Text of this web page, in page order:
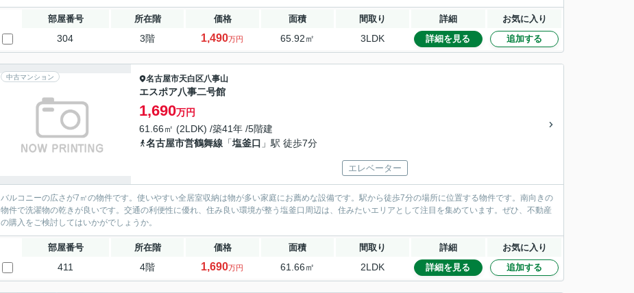
部屋番号 所在階 価格 面積 間取り 詳細 お気に入り
304 3階 1,490万円 65.92㎡ 3LDK 詳細を見る 追加する
中古マンション 名古屋市天白区八事山
エスポア八事二号館
1,690万円
61.66㎡ (2LDK) /築41年 /5階建
名古屋市営鶴舞線 「塩釜口 」駅 徒歩7分
エレベーター
バルコニーの広さが7㎡の物件です。使いやすい全居室収納は物が多い家庭にお薦めな設備です。駅から徒歩7分の場所に位置する物件です。南向きの
物件で洗濯物の乾きが良いです。交通の利便性に優れ、住み良い環境が整う塩釜口周辺は、住みたいエリアとして注目を集めています。ぜひ、不動産
の購入をご検討してはいかがでしょうか。
部屋番号 所在階 価格 面積 間取り 詳細 お気に入り
411 4階 1,690万円 61.66㎡ 2LDK 詳細を見る 追加する